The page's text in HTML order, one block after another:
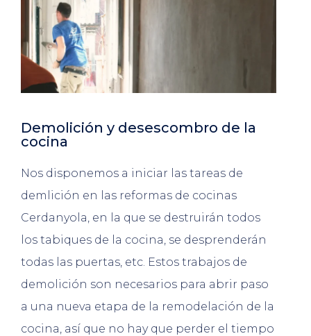
Demolición y desescombro de la
cocina
Nos disponemos a iniciar las tareas de
demlición en las reformas de cocinas
Cerdanyola, en la que se destruirán todos
los tabiques de la cocina, se desprenderán
todas las puertas, etc. Estos trabajos de
demolición son necesarios para abrir paso
a una nueva etapa de la remodelación de la
cocina, así que no hay que perder el tiempo